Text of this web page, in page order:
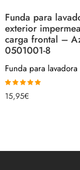
Funda para
exterior
carga frontal –
0501001-8
Valorado con
5.00de 5
15,95€